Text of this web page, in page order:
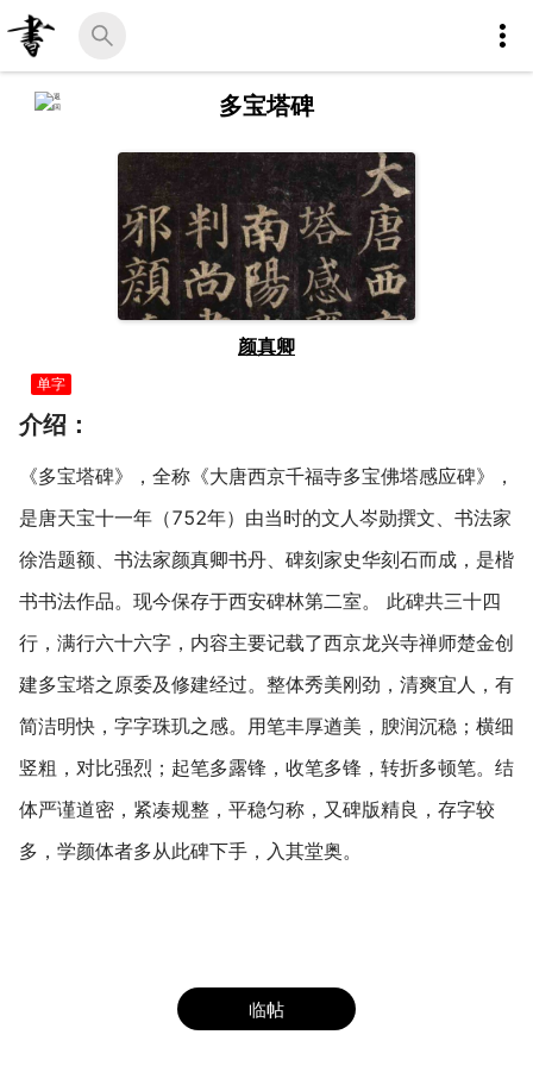
多宝塔碑
颜真卿
单字
介绍：
《多宝塔碑》，全称《大唐西京千福寺多宝佛塔感应碑》，
是唐天宝十一年（752年）由当时的文人岑勋撰文、书法家
徐浩题额、书法家颜真卿书丹、碑刻家史华刻石而成，是楷
书书法作品。现今保存于西安碑林第二室。 此碑共三十四
行，满行六十六字，内容主要记载了西京龙兴寺禅师楚金创
建多宝塔之原委及修建经过。整体秀美刚劲，清爽宜人，有
简洁明快，字字珠玑之感。用笔丰厚遒美，腴润沉稳；横细
竖粗，对比强烈；起笔多露锋，收笔多锋，转折多顿笔。结
体严谨道密，紧凑规整，平稳匀称，又碑版精良，存字较
多，学颜体者多从此碑下手，入其堂奥。
临帖